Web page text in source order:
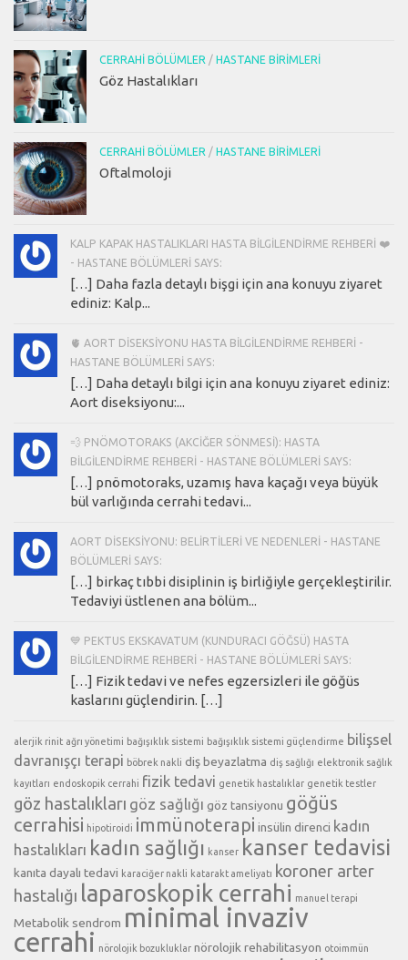
CERRAHI BÖLÜMLER / HASTANE BIRIMLERI
Göz Hastalıkları
CERRAHI BÖLÜMLER / HASTANE BIRIMLERI
Oftalmoloji
KALP KAPAK HASTALIKLARI HASTA BILGILENDIRME REHBERI ❤️
- HASTANE BÖLÜMLERI SAYS:
[…] Daha fazla detaylı bişgi için ana konuyu ziyaret
ediniz: Kalp...
🫀 AORT DISEKSIYONU HASTA BILGILENDIRME REHBERI -
HASTANE BÖLÜMLERI SAYS:
[…] Daha detaylı bilgi için ana konuyu ziyaret ediniz:
Aort diseksiyonu:...
💨 PNÖMOTORAKS (AKCIĞER SÖNMESI): HASTA
BILGILENDIRME REHBERI - HASTANE BÖLÜMLERI SAYS:
[…] pnömotoraks, uzamış hava kaçağı veya büyük
bül varlığında cerrahi tedavi...
AORT DISEKSIYONU: BELIRTILERI VE NEDENLERI - HASTANE
BÖLÜMLERI SAYS:
[…] birkaç tıbbi disiplinin iş birliğiyle gerçekleştirilir.
Tedaviyi üstlenen ana bölüm...
💙 PEKTUS EKSKAVATUM (KUNDURACI GÖĞSÜ) HASTA
BILGILENDIRME REHBERI - HASTANE BÖLÜMLERI SAYS:
[…] Fizik tedavi ve nefes egzersizleri ile göğüs
kaslarını güçlendirin. […]
alerjik rinit ağrı yönetimi bağışıklık sistemi bağışıklık sistemi güçlendirme bilişsel
davranışçı terapi böbrek nakli diş beyazlatma diş sağlığı elektronik sağlık
kayıtları endoskopik cerrahi fizik tedavi genetik hastalıklar genetik testler
göz hastalıkları göz sağlığı göz tansiyonu göğüs
cerrahisi hipotiroidi immünoterapi insülin direnci kadın
hastalıkları kadın sağlığı kanser kanser tedavisi
kanıta dayalı tedavi karaciğer nakli katarakt ameliyatı koroner arter
hastalığı laparoskopik cerrahi manuel terapi
Metabolik sendrom minimal invaziv
cerrahi nörolojik bozukluklar nörolojik rehabilitasyon otoimmün